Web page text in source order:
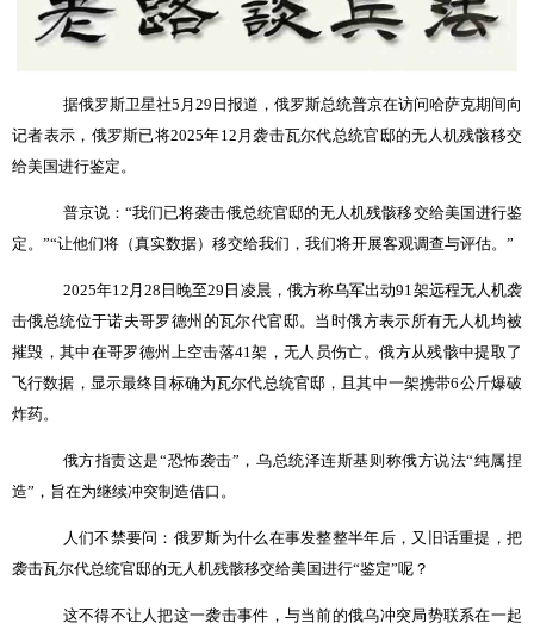
据俄罗斯卫星社5 月 29 日报道，俄罗斯总统普京在访问哈萨克期间向
记者表示，俄罗斯已将2025年12 月袭击瓦尔代总统官邸的无人机残骸移交
给美国进行鉴定。
普京说： “我们已将袭击俄总统官邸的无人机残骸移交给美国进行鉴
定。 ”“让他们将（真实数据）移交给我们，我们将开展客观调查与评估。 ”
2025年12 月28 日晚至29 日凌晨，俄方称乌军出动91架远程无人机袭
击俄总统位于诺夫哥罗德州的瓦尔代官邸。当时俄方表示所有无人机均被
摧毁，其中在哥罗德州上空击落41架，无人员伤亡。俄方从残骸中提取了
飞行数据，显示最终目标确为瓦尔代总统官邸，且其中一架携带6公斤爆破
炸药。
俄方指责这是“恐怖袭击” ，乌总统泽连斯基则称俄方说法“纯属捏
造” ，旨在为继续冲突制造借口。
人们不禁要问：俄罗斯为什么在事发整整半年后，又旧话重提，把
袭击瓦尔代总统官邸的无人机残骸移交给美国进行“鉴定”呢？
这不得不让人把这一袭击事件，与当前的俄乌冲突局势联系在一起